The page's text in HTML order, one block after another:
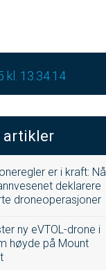
kl. 13.34.14
artikler
er i kraft: Nå
deklarere
droneoperasjoner
ny eVTOL-drone i
høyde på Mount